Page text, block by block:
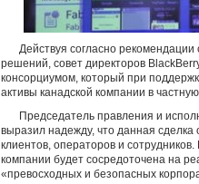
Действуя согласно
решений, совет директоров
консорциумом, который при
активы канадской компании в
Председатель правления и
выразил надежду, что данная сделка
клиентов, операторов и
компании будет сосредоточена на
«превосходных и безопасных